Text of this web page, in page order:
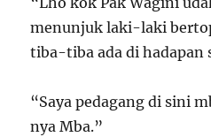
menunjuk laki-laki
tiba-tiba ada di hadapan
“Saya pedagang di sini
nya Mba.”